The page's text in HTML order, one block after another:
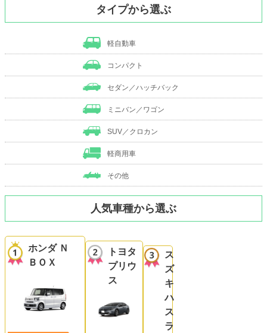
タイプから選ぶ
軽自動車
コンパクト
セダン／ハッチバック
ミニバン／ワゴン
SUV／クロカン
軽商用車
その他
人気車種から選ぶ
ホンダ Ｎ
ＢＯＸ
トヨタ
プリウ
ス
ス
ズ
キ
ハ
ス
ラ